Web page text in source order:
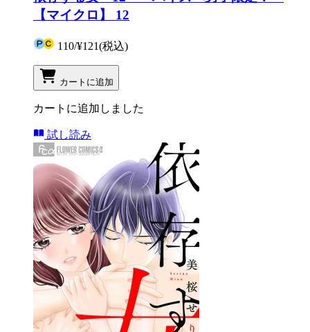
【マイクロ】 12
110/¥121(税込)
カートに追加
カートに追加しました
試し読み